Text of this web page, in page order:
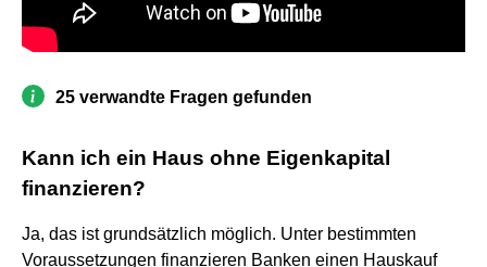
25 verwandte Fragen gefunden
Kann ich ein Haus ohne Eigenkapital
finanzieren?
Ja, das ist grundsätzlich möglich. Unter bestimmten
Voraussetzungen finanzieren Banken einen Hauskauf